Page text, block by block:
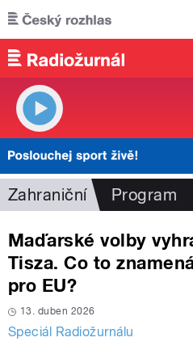
Přejít k hlavnímu obsahu
Zahraniční Program
Maďarské volby
Tisza. Co to
pro EU?
13. duben 2026
Speciál Radiožurnálu